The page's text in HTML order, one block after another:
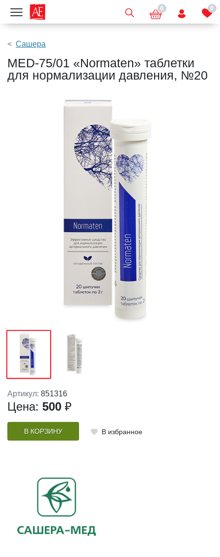
Показать меню 0 0
Сашера
MED-75/01 «Normaten» таблетки
для нормализации давления, №20
Артикул: 851316
Цена: 500 ₽
В КОРЗИНУ В избранное